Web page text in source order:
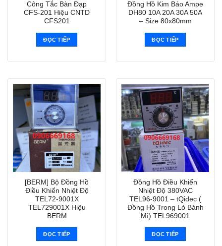
Công Tắc Bàn Đạp
CFS-201 Hiệu CNTD
CFS201
ĐỌC TIẾP
Đồng Hồ Kim Báo Ampe
DH80 10A 20A 30A 50A
– Size 80x80mm
ĐỌC TIẾP
[BERM] Bộ Đồng Hồ
Điều Khiển Nhiệt Độ
TEL72-9001X
TEL729001X Hiệu
BERM
ĐỌC TIẾP
Đồng Hồ Điều Khiển
Nhiệt Độ 380VAC
TEL96-9001 – tQidec (
Đồng Hồ Trong Lò Bánh
Mì) TEL969001
ĐỌC TIẾP